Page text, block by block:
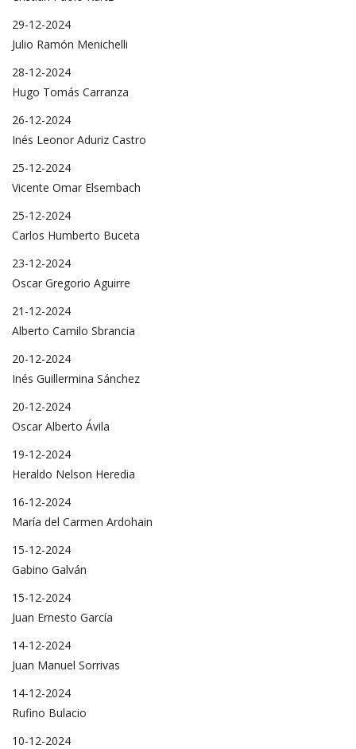
29-12-2024
Julio Ramón Menichelli
28-12-2024
Hugo Tomás Carranza
26-12-2024
Inés Leonor Aduriz Castro
25-12-2024
Vicente Omar Elsembach
25-12-2024
Carlos Humberto Buceta
23-12-2024
Oscar Gregorio Aguirre
21-12-2024
Alberto Camilo Sbrancia
20-12-2024
Inés Guillermina Sánchez
20-12-2024
Oscar Alberto Ávila
19-12-2024
Heraldo Nelson Heredia
16-12-2024
María del Carmen Ardohain
15-12-2024
Gabino Galván
15-12-2024
Juan Ernesto García
14-12-2024
Juan Manuel Sorrivas
14-12-2024
Rufino Bulacio
10-12-2024